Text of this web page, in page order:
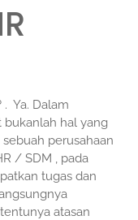
Ya. Dalam
hal yang
perusahaan
/ SDM , pada
tugas dan
atasan